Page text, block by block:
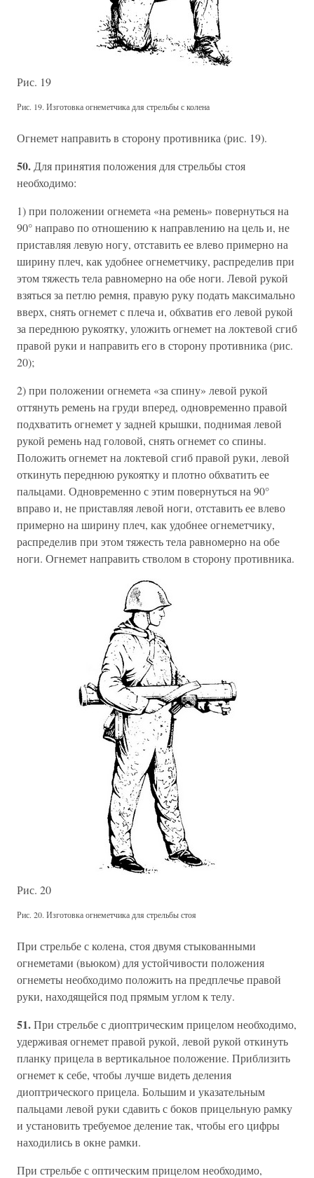
Рис. 19
Рис. 19. Изготовка огнеметчика для стрельбы с колена
Огнемет направить в сторону противника (рис. 19).
50. Для принятия положения для стрельбы стоя
необходимо:
1) при положении огнемета «на ремень» повернуться на
90° направо по отношению к направлению на цель и, не
приставляя левую ногу, отставить ее влево примерно на
ширину плеч, как удобнее огнеметчику, распределив при
этом тяжесть тела равномерно на обе ноги. Левой рукой
взяться за петлю ремня, правую руку подать максимально
вверх, снять огнемет с плеча и, обхватив его левой рукой
за переднюю рукоятку, уложить огнемет на локтевой сгиб
правой руки и направить его в сторону противника (рис.
20);
2) при положении огнемета «за спину» левой рукой
оттянуть ремень на груди вперед, одновременно правой
подхватить огнемет у задней крышки, поднимая левой
рукой ремень над головой, снять огнемет со спины.
Положить огнемет на локтевой сгиб правой руки, левой
откинуть переднюю рукоятку и плотно обхватить ее
пальцами. Одновременно с этим повернуться на 90°
вправо и, не приставляя левой ноги, отставить ее влево
примерно на ширину плеч, как удобнее огнеметчику,
распределив при этом тяжесть тела равномерно на обе
ноги. Огнемет направить стволом в сторону противника.
Рис. 20
Рис. 20. Изготовка огнеметчика для стрельбы стоя
При стрельбе с колена, стоя двумя стыкованными
огнеметами (вьюком) для устойчивости положения
огнеметы необходимо положить на предплечье правой
руки, находящейся под прямым углом к телу.
51.При стрельбе с диоптрическим прицелом необходимо,
удерживая огнемет правой рукой, левой рукой откинуть
планку прицела в вертикальное положение. Приблизить
огнемет к себе, чтобы лучше видеть деления
диоптрического прицела. Большим и указательным
пальцами левой руки сдавить с боков прицельную рамку
и установить требуемое деление так, чтобы его цифры
находились в окне рамки.
При стрельбе с оптическим прицелом необходимо,